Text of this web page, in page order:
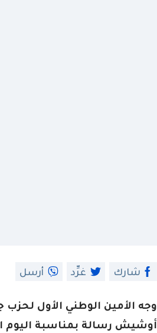
شارك غرِّد أرسل
وجه الأمين الوطني الأول
أوشيش رسالة بمناسبة اليوم